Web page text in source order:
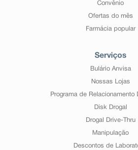
Convênio
Ofertas do mês
Farmácia popular
Serviços
Bulário Anvisa
Nossas Lojas
Programa de Relacionamento
Disk Drogal
Drogal Drive-Thru
Manipulação
Descontos de